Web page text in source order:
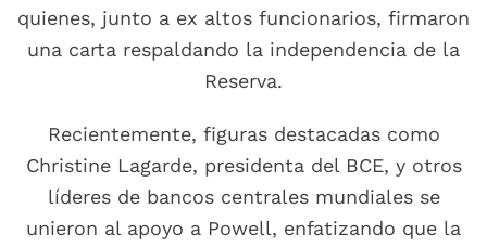
quienes, junto a ex altos funcionarios, firmaron
una carta respaldando la independencia de la
Reserva.
Recientemente, figuras destacadas como
Christine Lagarde, presidenta del BCE, y otros
líderes de bancos centrales mundiales se
unieron al apoyo a Powell, enfatizando que la